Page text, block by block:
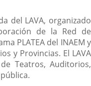
del LAVA, organizado
de la Red de
PLATEA del INAEM y
y Provincias. El LAVA
Teatros, Auditorios,